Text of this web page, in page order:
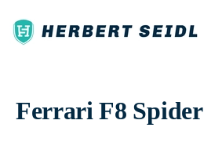
Ferrari F8 Spider